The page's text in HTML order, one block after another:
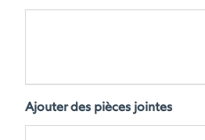
Ajouter des pièces jointes